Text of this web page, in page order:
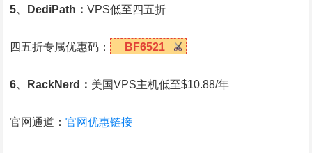
5、DediPath：VPS低至四五折
四五折专属优惠码： BF6521
6、RackNerd： 美国VPS主机低至$10.88/年
官网通道：官网优惠链接